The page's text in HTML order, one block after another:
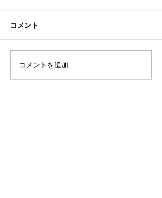
コメント
コメントを追加…